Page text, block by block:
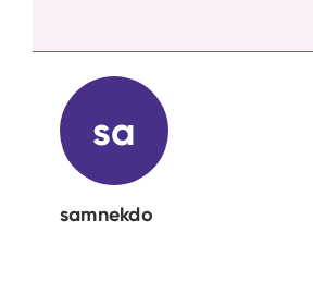
sa
samnekdo